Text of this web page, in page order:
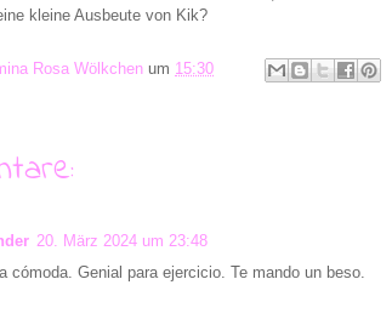
kleine Ausbeute von Kik?
Rosa Wölkchen um 15:30
20. März 2024 um 23:48
cómoda. Genial para ejercicio. Te mando un beso.